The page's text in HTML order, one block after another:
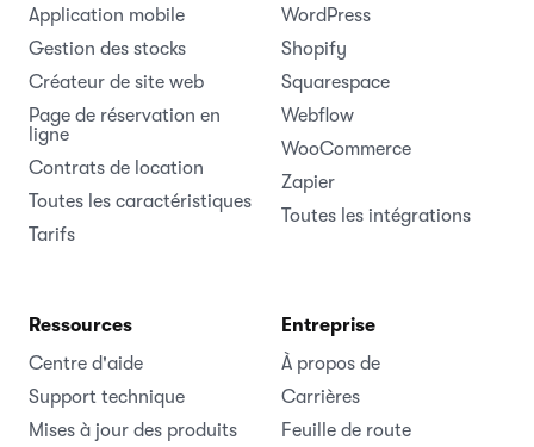
Application mobile
Gestion des stocks
Créateur de site web
Page de réservation en
ligne
Contrats de location
Toutes les caractéristiques
Tarifs
WordPress
Shopify
Squarespace
Webflow
WooCommerce
Zapier
Toutes les intégrations
Ressources
Centre d'aide
Support technique
Mises à jour des produits
Entreprise
À propos de
Carrières
Feuille de route